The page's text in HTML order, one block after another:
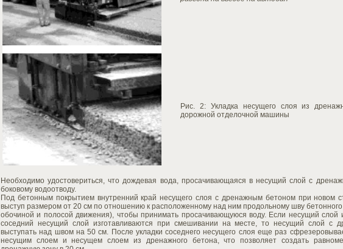
Рис. 2: Укладка несущего слоя из
дорожной отделочной машины
Необходимо удостовериться, что дождевая вода, просачивающаяся в несущий слой с
боковому водоотводу.
Под бетонным покрытием внутренний край несущего слоя с дренажным бетоном при новом
выступ размером от 20 см по отношению к расположенному над ним продольному шву
обочиной и полосой движения), чтобы принимать просачивающуюся воду. Если несущий слой
соседний несущий слой изготавливаются при смешивании на месте, то несущий слой с
выступать над швом на 50 см. После укладки соседнего несущего слоя еще раз
несущим слоем и несущем слоем из дренажного бетона, что позволяет создать